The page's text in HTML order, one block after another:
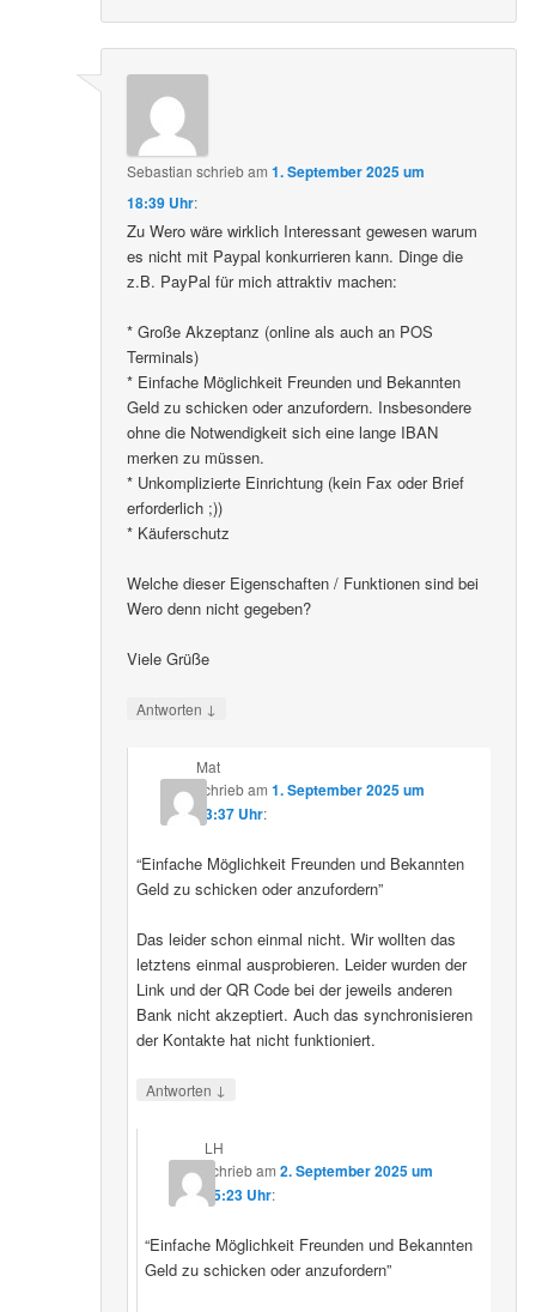
Sebastian schriebam1. September 2025 um
18:39 Uhr:
Zu Wero wäre wirklich Interessant gewesen warum
es nicht mit Paypal konkurrieren kann. Dinge die
z.B. PayPal für mich attraktiv machen:
* Große Akzeptanz (online als auch an POS
Terminals)
* Einfache Möglichkeit Freunden und Bekannten
Geld zu schicken oder anzufordern. Insbesondere
ohne die Notwendigkeit sich eine lange IBAN
merken zu müssen.
* Unkomplizierte Einrichtung (kein Fax oder Brief
erforderlich ;))
* Käuferschutz
Welche dieser Eigenschaften / Funktionen sind bei
Wero denn nicht gegeben?
Viele Grüße
Antworten ↓
Mat
schriebam 1. September 2025 um
23:37 Uhr:
“Einfache Möglichkeit Freunden und Bekannten
Geld zu schicken oder anzufordern”
Das leider schon einmal nicht. Wir wollten das
letztens einmal ausprobieren. Leider wurden der
Link und der QR Code bei der jeweils anderen
Bank nicht akzeptiert. Auch das synchronisieren
der Kontakte hat nicht funktioniert.
Antworten ↓
LH
schriebam2. September 2025 um
15:23 Uhr:
“Einfache Möglichkeit Freunden und Bekannten
Geld zu schicken oder anzufordern”